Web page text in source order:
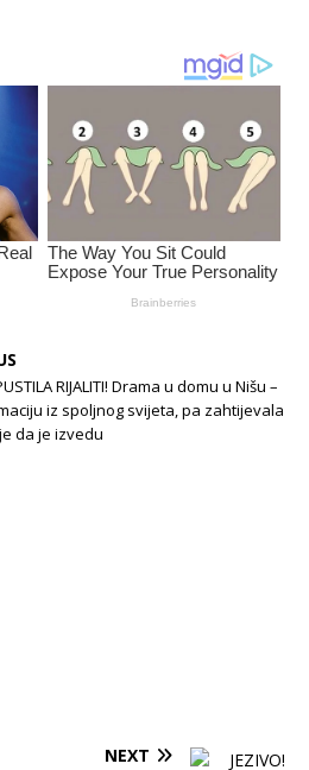
RIJALITI! Drama u domu u Nišu –
iz spoljnog svijeta, pa zahtijevala
da je izvedu
NEXT